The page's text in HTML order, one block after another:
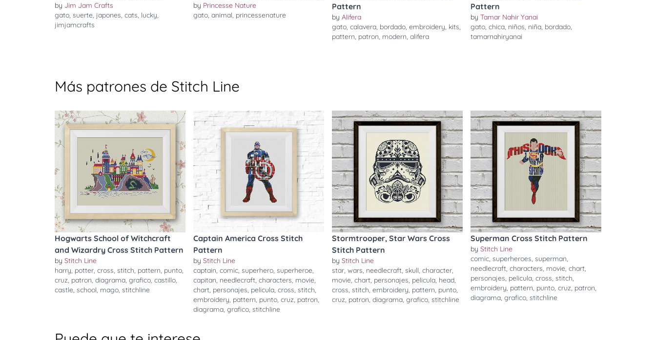
by Jim Jam Crafts
gato, suerte, japones, cats, lucky,
jimjamcrafts
by Princesse Nature
gato, animal, princessenature
Pattern
by Alifera
gato, calavera, bordado, embroidery, kits,
pattern, patron, modern, alifera
Pattern
by Tamar Nahir Yanai
gato, chica, niños, niña, bordado,
tamarnahiryanai
Más patrones de Stitch Line
Hogwarts School of Witchcraft
and Wizardry Cross Stitch Pattern
by Stitch Line
harry, potter, cross, stitch, pattern, punto,
cruz, patron, diagrama, grafico, castillo,
castle, school, mago, stitchline
Captain America Cross Stitch
Pattern
by Stitch Line
captain, comic, superhero, superheroe,
capitan, needlecraft, characters, movie,
chart, personajes, pelicula, cross, stitch,
embroidery, pattern, punto, cruz, patron,
diagrama, grafico, stitchline
Stormtrooper, Star Wars Cross
Stitch Pattern
by Stitch Line
star, wars, needlecraft, skull, character,
movie, chart, personajes, pelicula, head,
cross, stitch, embroidery, pattern, punto,
cruz, patron, diagrama, grafico, stitchline
Superman Cross Stitch Pattern
by Stitch Line
comic, superheroes, superman,
needlecraft, characters, movie, chart,
personajes, pelicula, cross, stitch,
embroidery, pattern, punto, cruz, patron,
diagrama, grafico, stitchline